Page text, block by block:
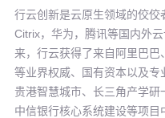
行云创新是云原生领域的佼佼
Citrix，华为，腾讯等国内外
来，行云获得了来自阿里巴
等业界权威、国有资本以及
贵港智慧城市、长三角产学研
中信银行核心系统建设等项